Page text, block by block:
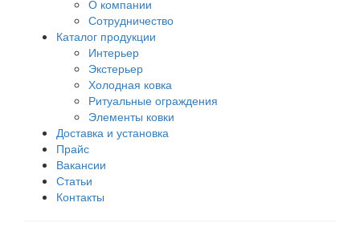
О компании
Сотрудничество
Каталог продукции
Интерьер
Экстерьер
Холодная ковка
Ритуальные ограждения
Элементы ковки
Доставка и установка
Прайс
Вакансии
Статьи
Контакты